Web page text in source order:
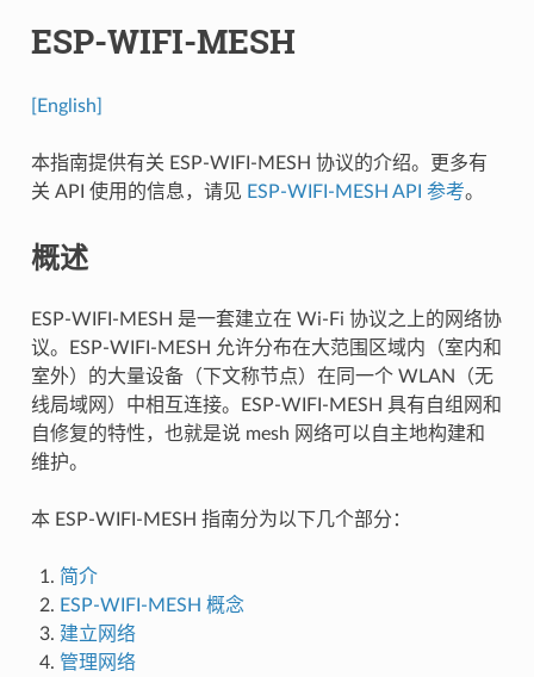
ESP-WIFI-MESH
[English]
本指南提供有关 ESP-WIFI-MESH 协议的介绍。更多有
关 API 使用的信息，请见 ESP-WIFI-MESH API 参考。
概述
ESP-WIFI-MESH 是一套建立在 Wi-Fi 协议之上的网络协
议。ESP-WIFI-MESH 允许分布在大范围区域内（室内和
室外）的大量设备（下文称节点）在同一个 WLAN（无
线局域网）中相互连接。ESP-WIFI-MESH 具有自组网和
自修复的特性，也就是说 mesh 网络可以自主地构建和
维护。
本 ESP-WIFI-MESH 指南分为以下几个部分：
简介
ESP-WIFI-MESH 概念
建立网络
管理网络